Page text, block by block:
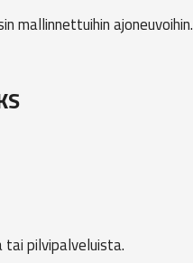
mallinnettuihin ajoneuvoihin.
tai pilvipalveluista.